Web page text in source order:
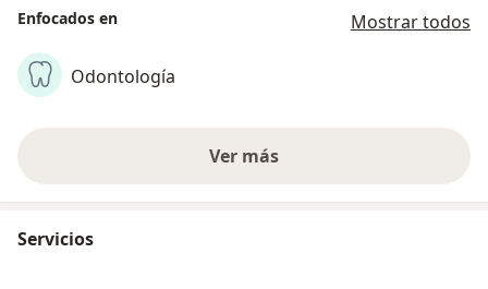
Enfocados en Mostrar todos
Odontología
Ver más
Servicios